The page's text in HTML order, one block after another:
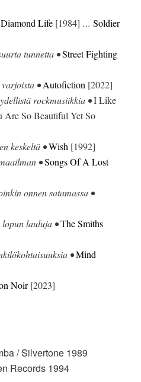
Diamond Life [1984] …Soldier
tunnetta •Street Fighting
•Autofiction [2022]
rockmusiikkia •I Like
Are So Beautiful Yet So
keskeltä •Wish [1992]
•Songs Of A Lost
onnen satamassa •
lopun lauluja •The Smiths
•Mind
Noir[2023]
/ Silvertone 1989
Records 1994